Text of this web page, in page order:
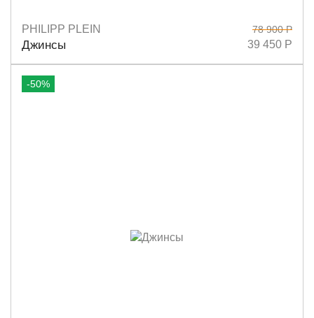
Размеры
PHILIPP PLEIN
Джинсы
78 900 Р
39 450 Р
-50%